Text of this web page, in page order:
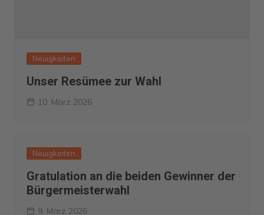
Neuigkeiten
Unser Resümee zur Wahl
10. März 2026
Neuigkeiten
Gratulation an die beiden Gewinner der
Bürgermeisterwahl
9. März 2026